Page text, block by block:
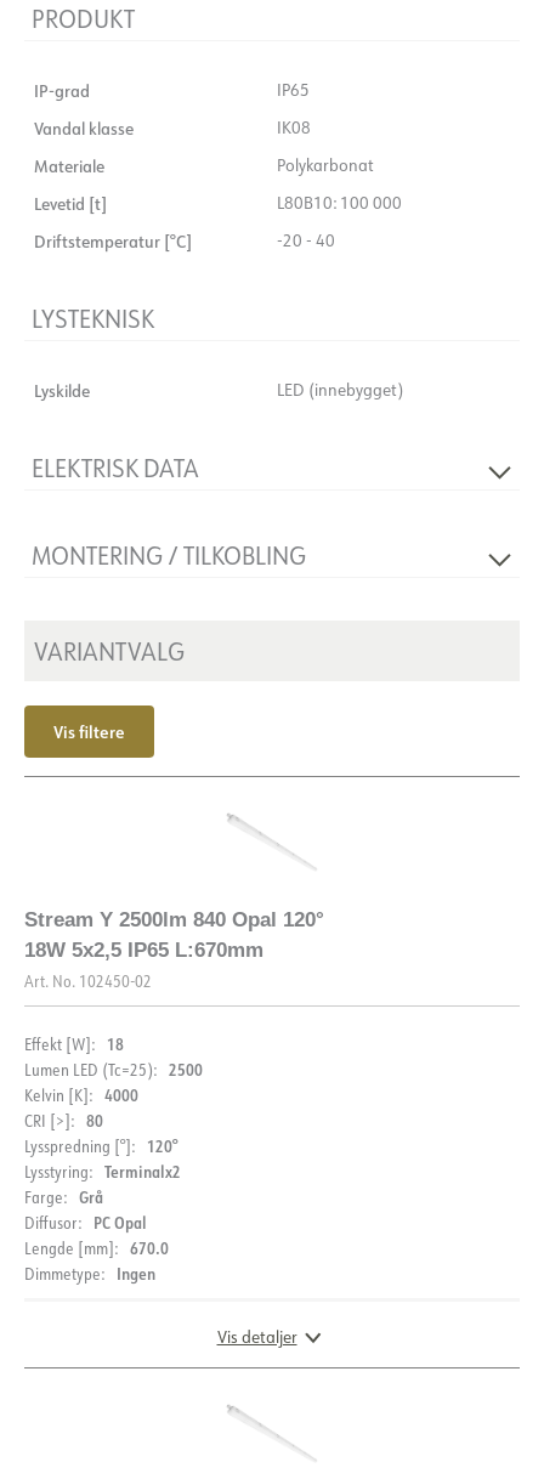
PRODUKT
IP-grad IP65
Vandal klasse IK08
Materiale Polykarbonat
Levetid [t] L80B10: 100 000
Driftstemperatur [°C] -20 - 40
LYSTEKNISK
Lyskilde LED (innebygget)
ELEKTRISK DATA
Spenning [V] 230V 50Hz
MONTERING / TILKOBLING
Montering
VARIANTVALG
Vis filtere
Stream Y 2500lm 840 Opal 120°
18W 5x2,5 IP65 L:670mm
Art. No. 102450-02
Effekt [W]: 18
Lumen LED (Tc=25): 2500
Kelvin [K]: 4000
CRI [>]: 80
Lysspredning [°]: 120°
Lysstyring: Terminalx2
Farge: Grå
Diffusor: PC Opal
Lengde [mm]: 670.0
Dimmetype: Ingen
Vis detaljer